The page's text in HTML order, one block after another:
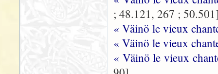
; 48.121, 267 ;
« Väinö le vieux
« Väinö le vieux
« Väinö le vieux